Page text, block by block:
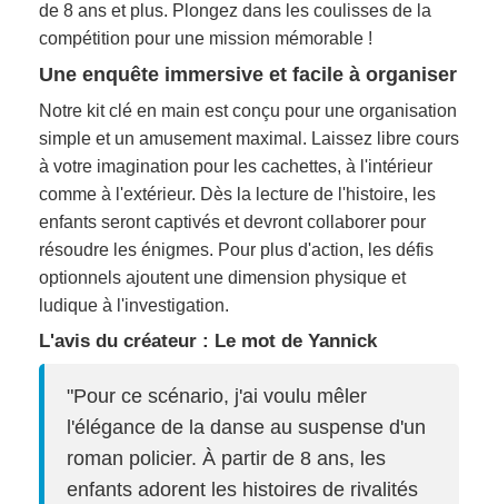
de 8 ans et plus. Plongez dans les coulisses de la
compétition pour une mission mémorable !
Une enquête immersive et facile à organiser
Notre kit clé en main est conçu pour une organisation
simple et un amusement maximal. Laissez libre cours
à votre imagination pour les cachettes, à l'intérieur
comme à l'extérieur. Dès la lecture de l'histoire, les
enfants seront captivés et devront collaborer pour
résoudre les énigmes. Pour plus d'action, les défis
optionnels ajoutent une dimension physique et
ludique à l'investigation.
L'avis du créateur : Le mot de Yannick
"Pour ce scénario, j'ai voulu mêler
l'élégance de la danse au suspense d'un
roman policier. À partir de 8 ans, les
enfants adorent les histoires de rivalités